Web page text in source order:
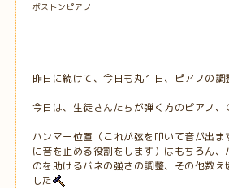
ボストンピアノ
昨日に続けて、今日も丸１日、ピアノの調
今日は、生徒さんたちが弾く方のピアノ
ハンマー位置（これが弦を叩いて音が出
に音を止める役割をします）はもちろん
のを助けるバネの強さの調整、その他数
した